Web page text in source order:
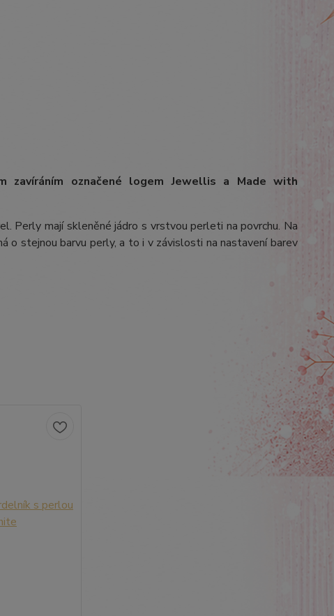
zavíráním označené logem Jewellis a Made with
Perly mají skleněné jádro s vrstvou perleti na povrchu. Na
o stejnou barvu perly, a to i v závislosti na nastavení barev